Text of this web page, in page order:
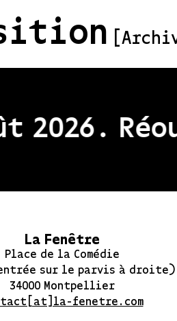
La Fenêtre
Place de la Comédie
sur le parvis à droite)
34000 Montpellier
fenetre.com